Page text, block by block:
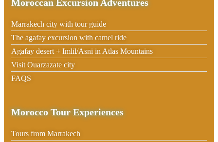
Moroccan Excursion Adventures
Marrakech city with tour guide
The agafay excursion with camel ride
Agafay desert + Imlil/Asni in Atlas Mountains
Visit Ouarzazate city
FAQS
Morocco Tour Experiences
Tours from Marrakech